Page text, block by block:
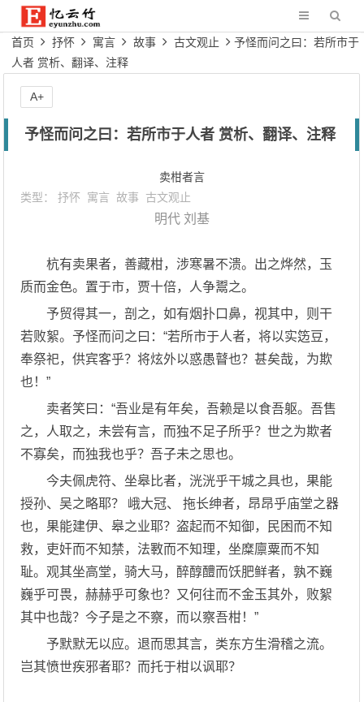
首页 抒怀 寓言 故事 古文观止
予怪而问之曰：若所市于
人者 赏析、翻译、注释
予怪而问之曰：若所市于人者 赏析、翻译、注释
卖柑者言
类型：抒怀 寓言 故事 古文观止
明代 刘基
杭有卖果者，善藏柑，涉寒暑不溃。出之烨然，玉
质而金色。置于市，贾十倍，人争鬻之。
予贸得其一，剖之，如有烟扑口鼻，视其中，则干
若败絮。予怪而问之曰：“若所市于人者，将以实笾豆，
奉祭祀，供宾客乎？将炫外以惑愚瞽也？甚矣哉，为欺
也！”
卖者笑曰：“吾业是有年矣，吾赖是以食吾躯。吾售
之，人取之，未尝有言，而独不足子所乎？世之为欺者
不寡矣，而独我也乎？吾子未之思也。
今夫佩虎符、坐皋比者，洸洸乎干城之具也，果能
授孙、吴之略耶？ 峨大冠、 拖长绅者，昂昂乎庙堂之器
也，果能建伊、皋之业耶？盗起而不知御，民困而不知
救，吏奸而不知禁，法斁而不知理，坐糜廪粟而不知
耻。观其坐高堂，骑大马，醉醇醴而饫肥鲜者，孰不巍
巍乎可畏，赫赫乎可象也？又何往而不金玉其外，败絮
其中也哉？今子是之不察，而以察吾柑！”
予默默无以应。退而思其言，类东方生滑稽之流。
岂其愤世疾邪者耶？而托于柑以讽耶？
A+